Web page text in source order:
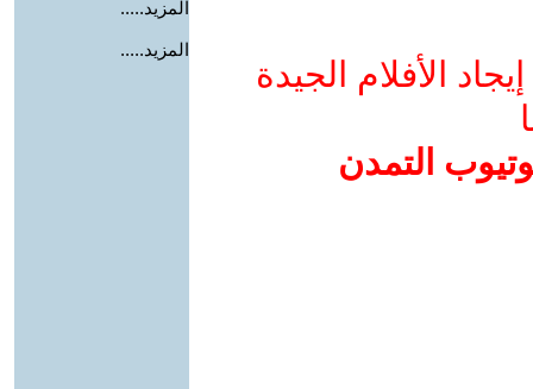
الأفلام الجيدة
التمدن
المزيد.....
المزيد.....